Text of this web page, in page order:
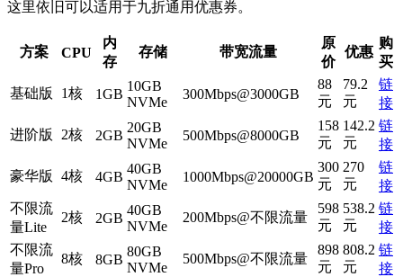
这里依旧可以适用于九折通用优惠券。
方案 CPU
内
存
存储 带宽流量
原
价
优惠
购
买
基础版 1核 1GB
10GB
NVMe
300Mbps@3000GB
88
元
79.2
元
链
接
进阶版 2核 2GB
20GB
NVMe
500Mbps@8000GB
158
元
142.2
元
链
接
豪华版 4核 4GB
40GB
NVMe
1000Mbps@20000GB
300
元
270
元
链
接
不限流
量Lite
2核 2GB
40GB
NVMe
200Mbps@不限流量
598
元
538.2
元
链
接
不限流
量Pro
8核 8GB
80GB
NVMe
500Mbps@不限流量
898
元
808.2
元
链
接